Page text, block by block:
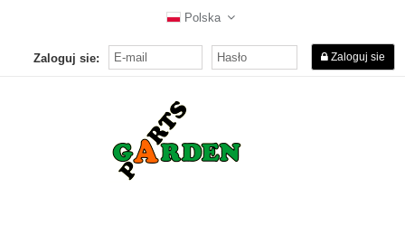
Polska
Zaloguj sie: Zaloguj sie